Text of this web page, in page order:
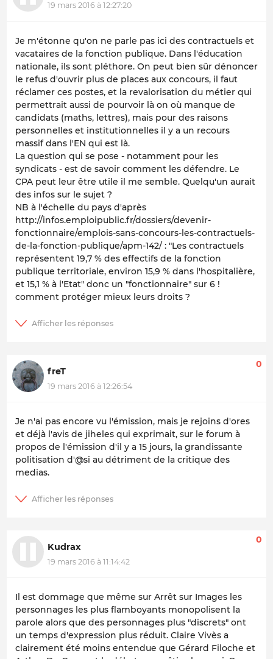
19 mars 2016 à 12:27:20
Je m'étonne qu'on ne parle pas ici des contractuels et
vacataires de la fonction publique. Dans l'éducation
nationale, ils sont pléthore. On peut bien sûr dénoncer
le refus d'ouvrir plus de places aux concours, il faut
réclamer ces postes, et la revalorisation du métier qui
permettrait aussi de pourvoir là on où manque de
candidats (maths, lettres), mais pour des raisons
personnelles et institutionnelles il y a un recours
massif dans l'EN qui est là.
La question qui se pose - notamment pour les
syndicats - est de savoir comment les défendre. Le
CPA peut leur être utile il me semble. Quelqu'un aurait
des infos sur le sujet ?
NB à l'échelle du pays d'après
http://infos.emploipublic.fr/dossiers/devenir-
fonctionnaire/emplois-sans-concours-les-contractuels-
de-la-fonction-publique/apm-142/ : "Les contractuels
représentent 19,7 % des effectifs de la fonction
publique territoriale, environ 15,9 % dans l'hospitalière,
et 15,1 % à l'Etat" donc un "fonctionnaire" sur 6 !
comment protéger mieux leurs droits ?
freT
19 mars 2016 à 12:26:54
0
Je n'ai pas encore vu l'émission, mais je rejoins d'ores
et déjà l'avis de jiheles qui exprimait, sur le forum à
propos de l'émission d'il y a 15 jours, la grandissante
politisation d'@si au détriment de la critique des
medias.
Kudrax
19 mars 2016 à 11:14:42
0
Il est dommage que même sur Arrêt sur Images les
personnages les plus flamboyants monopolisent la
parole alors que des personnages plus "discrets" ont
un temps d'expression plus réduit. Claire Vivès a
clairement été moins entendue que Gérard Filoche et